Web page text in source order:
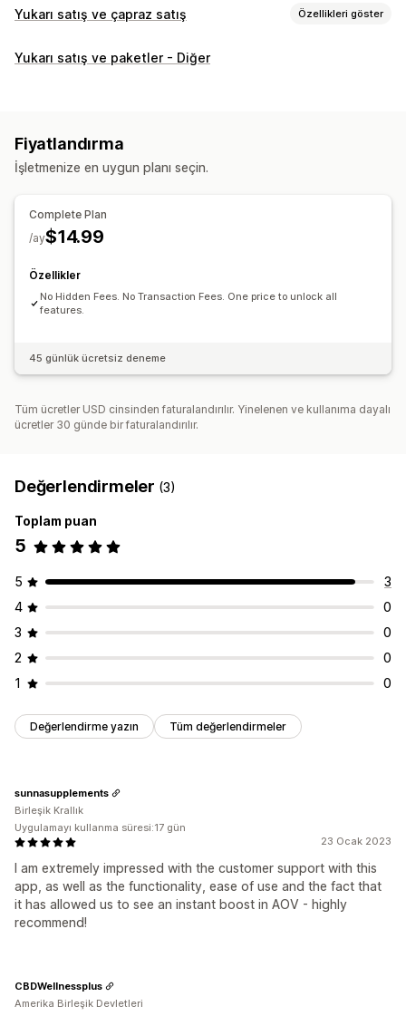
Yukarı satış ve çapraz satış Özellikleri göster
Özelleştirme
Açılır pencereler
Özel kurallar
Teklifler ve öneriler
Garantiler Ücretsiz hediyeler
Öncelikli işleme
Analizler
Huni performansı
Yukarı satış ve paketler - Diğer
Fiyatlandırma
İşletmenize en uygun planı seçin.
Complete Plan
$14.99
/ay
Özellikler
No Hidden Fees. No Transaction Fees. One price to unlock all
features.
45 günlük ücretsiz deneme
Tüm ücretler USD cinsinden faturalandırılır. Yinelenen ve kullanıma dayalı
ücretler 30 günde bir faturalandırılır.
Değerlendirmeler (3)
Toplam puan
5
5
3
4
0
3
0
2
0
1
0
Değerlendirme yazın Tüm değerlendirmeler
23 Ocak 2023
I am extremely impressed with the customer support with this
app, as well as the functionality, ease of use and the fact that
it has allowed us to see an instant boost in AOV - highly
recommend!
sunnasupplements
Birleşik Krallık
Uygulamayı kullanma süresi:17 gün
CBDWellnessplus
Amerika Birleşik Devletleri